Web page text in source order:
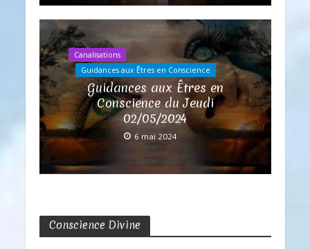
Canalisations
Guidances aux Êtres en Conscience
Guidances aux Êtres en
Conscience du Jeudi
02/05/2024
6 mai 2024
Conscience Divine